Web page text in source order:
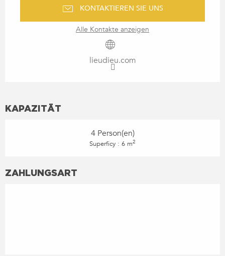
KONTAKTIEREN SIE UNS
Alle Kontakte anzeigen
lieudieu.com
KAPAZITÄT
4 Person(en)
Superficy : 6 m2
ZAHLUNGSART